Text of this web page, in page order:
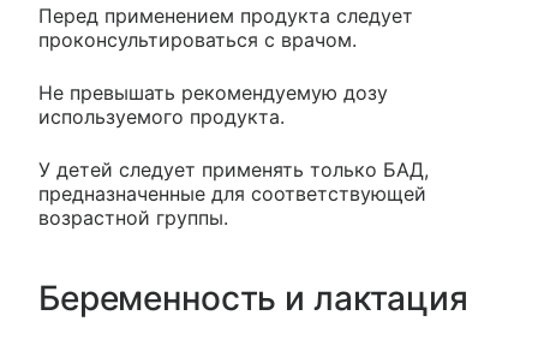
Перед применением продукта следует
проконсультироваться с врачом.
Не превышать рекомендуемую дозу
используемого продукта.
У детей следует применять только БАД,
предназначенные для соответствующей
возрастной группы.
Беременность и лактация